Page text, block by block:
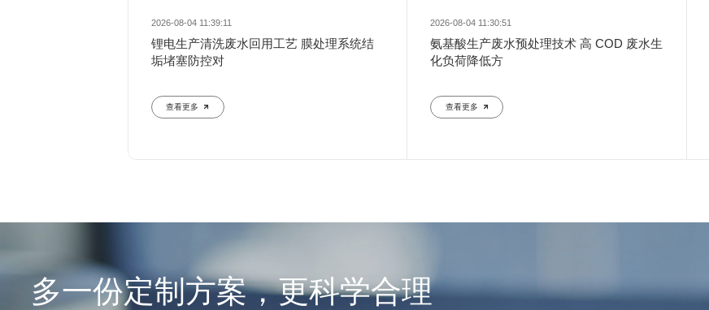
2026-08-04 11:39:11
锂电生产清洗废水回用工艺 膜处理系统结
垢堵塞防控对
查看更多
2026-08-04 11:30:51
氨基酸生产废水预处理技术 高 COD 废水生
化负荷降低方
查看更多
多一份定制方案，更科学合理